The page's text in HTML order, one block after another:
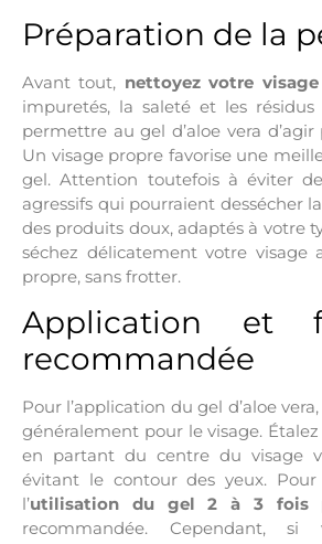
Préparation de la
Avant tout, nettoyez votre visage
impuretés, la saleté et les
permettre au gel d’aloe vera
Un visage propre favorise une
gel. Attention toutefois à éviter
agressifs qui pourraient dessécher
des produits doux, adaptés à votre
séchez délicatement votre visage
propre, sans frotter.
Application et
recommandée
Pour l’application du gel d’aloe
généralement pour le visage.
en partant du centre du visage
évitant le contour des yeux.
l’utilisation du gel 2 à 3 fois
recommandée. Cependant,